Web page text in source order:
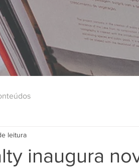
inaugura
leitura